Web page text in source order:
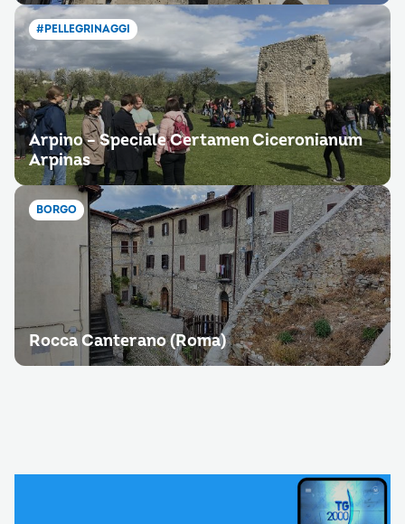
#PELLEGRINAGGI
Arpino – Speciale Certamen Ciceronianum
Arpinas
BORGO
Rocca Canterano (Roma)